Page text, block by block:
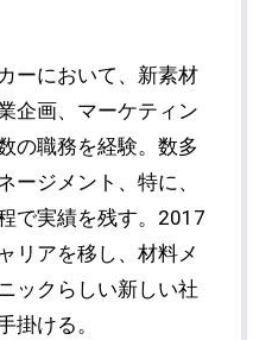
ーにおいて、新素材
企画、マーケティン
の職務を経験。数多
ージメント、特に、
で実績を残す。2017
リアを移し、材料メ
ックらしい新しい社
掛ける。